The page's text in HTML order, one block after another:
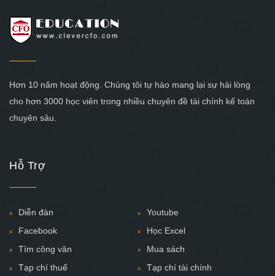
Hơn 10 năm hoạt động. Chúng tôi tự hào mang lại sự hài lòng
cho hơn 3000 học viên trong nhiều chuyên đề tài chính kế toán
chuyên sâu.
Hỗ Trợ
Diễn đàn
Youtube
Facebook
Học Excel
Tìm công văn
Mua sách
Tạp chí thuế
Tạp chí tài chính